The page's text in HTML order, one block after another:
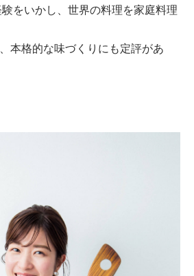
をいかし、世界の料理を家庭料理
本格的な味づくりにも定評があ